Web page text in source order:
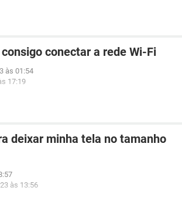
conectar a rede Wi-Fi
às 01:54
17:19
deixar minha tela no tamanho
às 13:56